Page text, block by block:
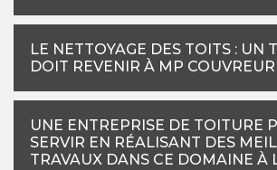
LE NETTOYAGE DES TOITS : UN
DOIT REVENIR À MP COUVREUR
UNE ENTREPRISE DE TOITURE
SERVIR EN RÉALISANT DES
TRAVAUX DANS CE DOMAINE À